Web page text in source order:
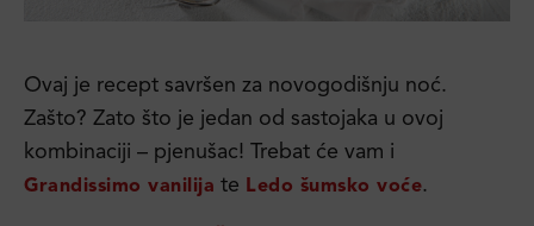
Ovaj je recept savršen za novogodišnju noć.
Zašto? Zato što je jedan od sastojaka u ovoj
kombinaciji – pjenušac! Trebat će vam i
Grandissimo vanilija te Ledo šumsko voće.